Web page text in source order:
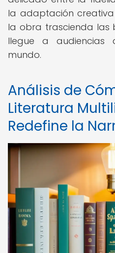
la adaptación
la obra trascienda las
llegue a audiencias
mundo.
Análisis de
Literatura
Redefine la